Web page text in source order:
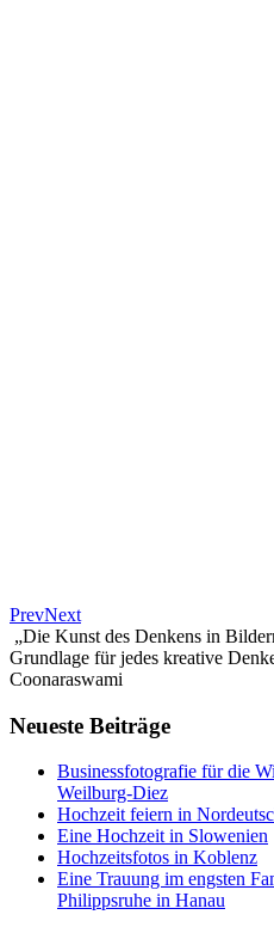
PrevNext
„Die Kunst des Denkens in
Grundlage für jedes kreative
Coonaraswami
Neueste Beiträge
Businessfotografie für die
Weilburg-Diez
Hochzeit feiern in
Eine Hochzeit in Slowenien
Hochzeitsfotos in Koblenz
Eine Trauung im engsten
Philippsruhe in Hanau